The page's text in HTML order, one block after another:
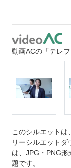
動画ACの「テレ
このシルエットは
リーシルエットダ
は、JPG・PNG
題です。